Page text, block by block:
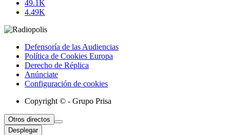
49.1K
4.49K
Defensoría de las Audiencias
Política de Cookies Europa
Derecho de Réplica
Anúnciate
Configuración de cookies
Copyright © - Grupo Prisa
Otros directos
Desplegar